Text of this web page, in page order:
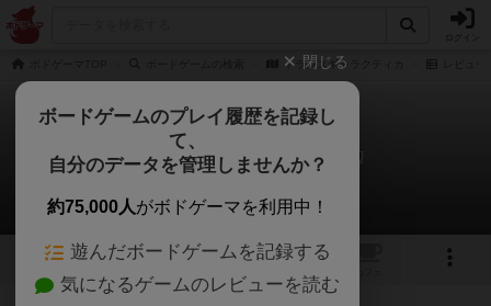
トランスギャラクティカ
トランスギャラクティカ
マツジョン@matz_jonさんのレビュー
1 1
閉じる
ボードゲームのプレイ履歴を記録し
て、
自分のデータを管理しませんか？
約75,000人がボドゲーマを利用中！
遊んだボードゲームを記録する
気になるゲームのレビューを読む